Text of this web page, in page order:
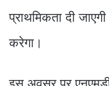
प्राथमिकता दी
करेगा।